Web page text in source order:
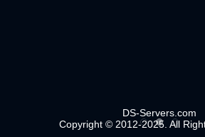
DS-Servers.com
Copyright © 2012-2025. All